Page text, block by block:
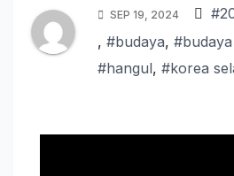
SEP 19, 2024
, #budaya,
#hangul, #korea